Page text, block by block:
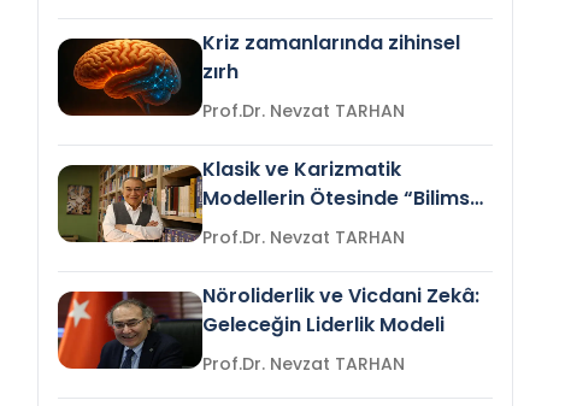
Kriz zamanlarında zihinsel
zırh
Prof.Dr. Nevzat TARHAN
Klasik ve Karizmatik
Modellerin Ötesinde “Bilimsel
Liderlik”
Prof.Dr. Nevzat TARHAN
Nöroliderlik ve Vicdani Zekâ:
Geleceğin Liderlik Modeli
Prof.Dr. Nevzat TARHAN